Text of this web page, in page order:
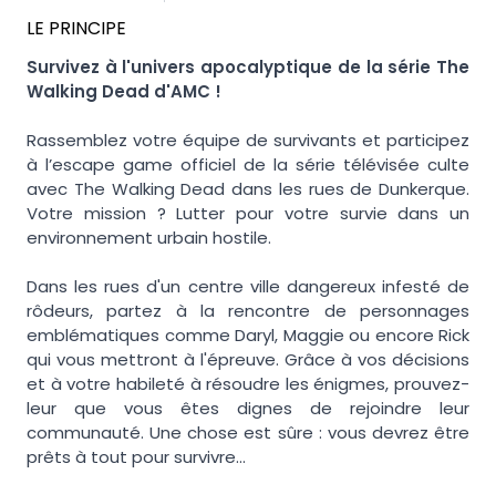
LE PRINCIPE
Survivez à l'univers apocalyptique de la série The
Walking Dead d'AMC !
Rassemblez votre équipe de survivants et participez
à l’escape game officiel de la série télévisée culte
avec The Walking Dead dans les rues de Dunkerque.
Votre mission ? Lutter pour votre survie dans un
environnement urbain hostile.
Dans les rues d'un centre ville dangereux infesté de
rôdeurs, partez à la rencontre de personnages
emblématiques comme Daryl, Maggie ou encore Rick
qui vous mettront à l'épreuve. Grâce à vos décisions
et à votre habileté à résoudre les énigmes, prouvez-
leur que vous êtes dignes de rejoindre leur
communauté. Une chose est sûre : vous devrez être
prêts à tout pour survivre...